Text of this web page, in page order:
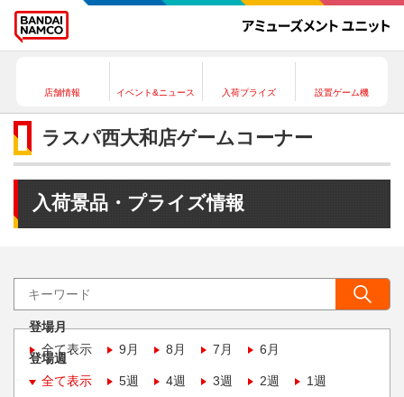
店舗情報 イベント&ニュース 入荷プライズ 設置ゲーム機
ラスパ西大和店ゲームコーナー
入荷景品・プライズ情報
登場月
全て表示
9月 8月 7月 6月
登場週
全て表示
5週 4週 3週 2週 1週